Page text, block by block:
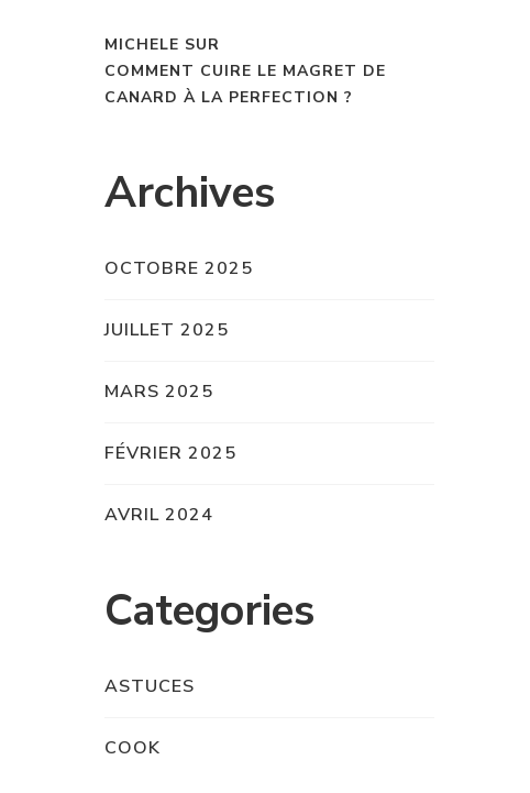
MICHELE SUR
COMMENT CUIRE LE MAGRET DE
CANARD À LA PERFECTION ?
Archives
OCTOBRE 2025
JUILLET 2025
MARS 2025
FÉVRIER 2025
AVRIL 2024
Categories
ASTUCES
COOK